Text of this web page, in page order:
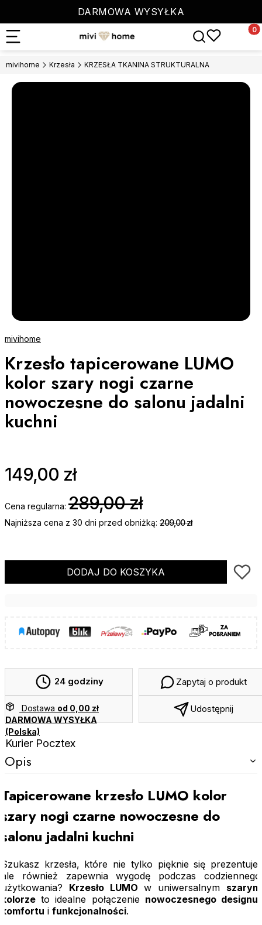
DARMOWA WYSYŁKA
Otwórz
mivihome Krzesła KRZESŁA TKANINA STRUKTURALNA
mivihome
Krzesło tapicerowane LUMO
kolor szary nogi czarne
nowoczesne do salonu jadalni
kuchni
149,00 zł
Cena regularna: 289,00 zł
Najniższa cena z 30 dni przed obniżką: 209,00 zł
DODAJ DO KOSZYKA
24 godziny
Dostawa od 0,00 zł
DARMOWA WYSYŁKA
(Polska)
Kurier Pocztex
Zapytaj o produkt
Udostępnij
Opis
Tapicerowane krzesło LUMO kolor
szary nogi czarne nowoczesne do
salonu jadalni kuchni
Szukasz krzesła, które nie tylko pięknie się prezentuje,
ale również zapewnia wygodę podczas codziennego
użytkowania? Krzesło LUMO w uniwersalnym szarym
kolorze to idealne połączenie nowoczesnego designu
komfortu i funkcjonalności.